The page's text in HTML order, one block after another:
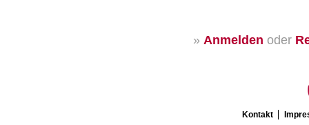
» Anmelden oder
Kontakt